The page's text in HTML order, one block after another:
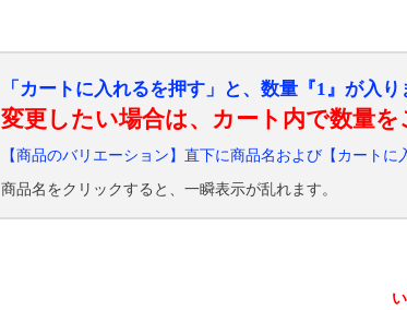
「カートに入れるを押す」と、数量『1』が入り
変更したい場合は、カート内で数量を
【商品のバリエーション】直下に商品名および【カート
商品名をクリックすると、一瞬表示が乱れます。